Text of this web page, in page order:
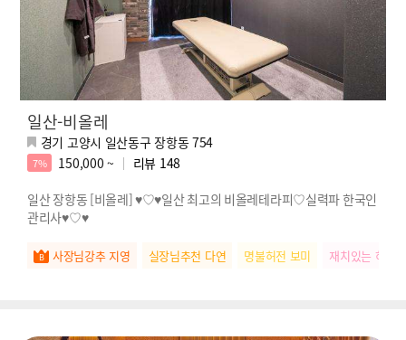
일산-비올레
경기 고양시 일산동구 장항동 754
7% 150,000 ~ 리뷰 148
일산 장항동 [비올레] ♥♡♥일산 최고의 비올레테라피♡실력파 한국인
관리사♥♡♥
사장님강추 지영 실장님추천 다연 명불허전 보미 재치있는 하은